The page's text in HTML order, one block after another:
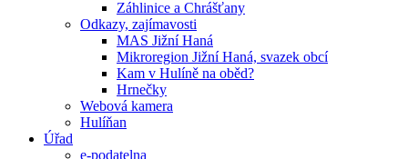
Záhlinice a Chrášťany
Odkazy, zajímavosti
MAS Jižní Haná
Mikroregion Jižní Haná, svazek obcí
Kam v Hulíně na oběd?
Hrnečky
Webová kamera
Hulíňan
Úřad
e-podatelna